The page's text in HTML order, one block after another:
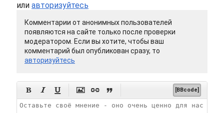
или авторизуйтесь
Комментарии от анонимных пользователей
появляются на сайте только после проверки
модератором. Если вы хотите, чтобы ваш
комментарий был опубликован сразу, то
авторизуйтесь
      [BBcode]